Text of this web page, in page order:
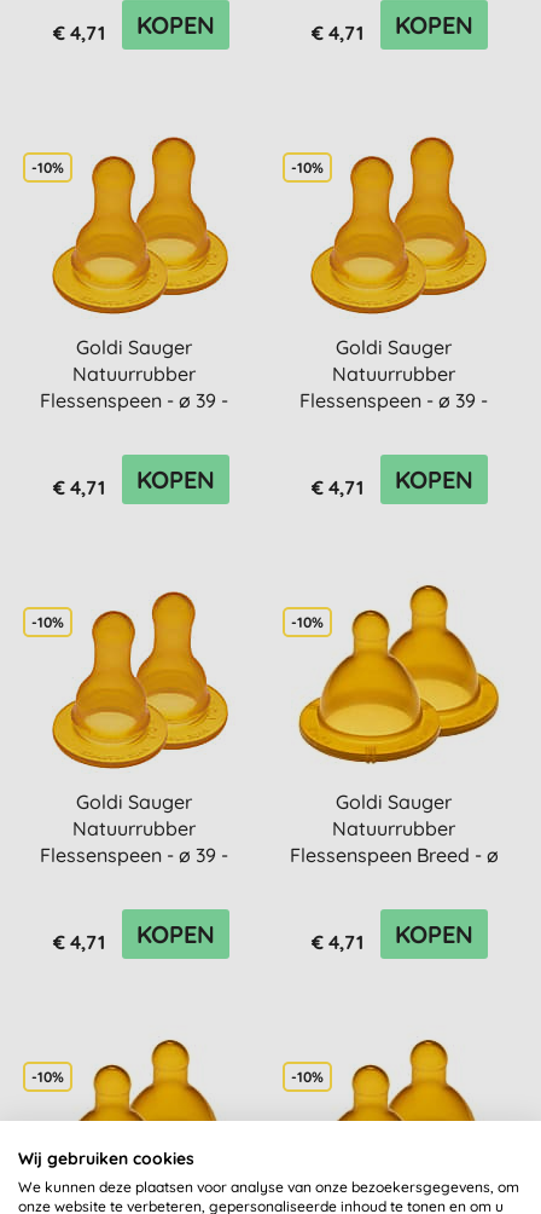
€ 4,71 KOPEN € 4,71 KOPEN
-10%
Goldi Sauger
Natuurrubber
Flessenspeen - ø 39 -
€ 4,71 KOPEN
-10%
Goldi Sauger
Natuurrubber
Flessenspeen - ø 39 -
€ 4,71 KOPEN
-10%
Goldi Sauger
Natuurrubber
Flessenspeen - ø 39 -
€ 4,71 KOPEN
-10%
Goldi Sauger
Natuurrubber
Flessenspeen Breed - ø
€ 4,71 KOPEN
-10% -10%
Wij gebruiken cookies
We kunnen deze plaatsen voor analyse van onze bezoekersgegevens, om
onze website te verbeteren, gepersonaliseerde inhoud te tonen en om u